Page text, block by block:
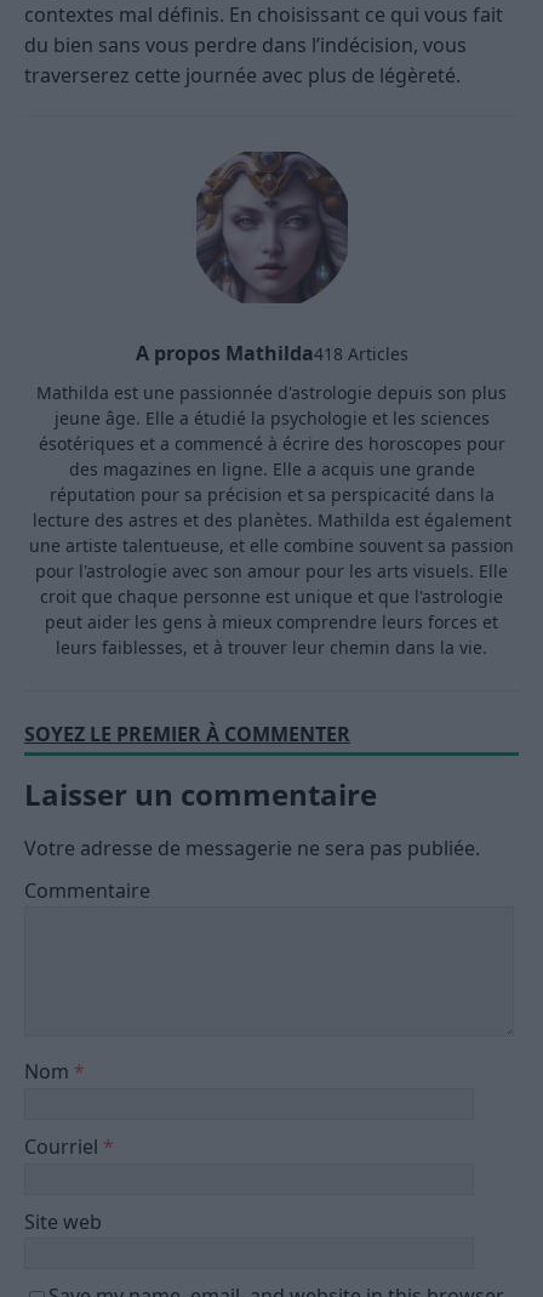
contextes mal définis. En choisissant ce qui vous fait
du bien sans vous perdre dans l’indécision, vous
traverserez cette journée avec plus de légèreté.
A propos Mathilda418 Articles
Mathilda est une passionnée d'astrologie depuis son plus
jeune âge. Elle a étudié la psychologie et les sciences
ésotériques et a commencé à écrire des horoscopes pour
des magazines en ligne. Elle a acquis une grande
réputation pour sa précision et sa perspicacité dans la
lecture des astres et des planètes. Mathilda est également
une artiste talentueuse, et elle combine souvent sa passion
pour l'astrologie avec son amour pour les arts visuels. Elle
croit que chaque personne est unique et que l'astrologie
peut aider les gens à mieux comprendre leurs forces et
leurs faiblesses, et à trouver leur chemin dans la vie.
SOYEZ LE PREMIER À COMMENTER
Laisser un commentaire
Votre adresse de messagerie ne sera pas publiée.
Commentaire
Nom *
Courriel *
Site web